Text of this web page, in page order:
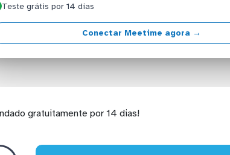
Teste grátis por 14 dias
Conectar Meetime agora →
gratuitamente por 14 dias!